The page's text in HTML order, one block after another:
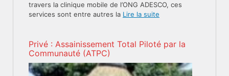
travers la clinique mobile de l’ONG ADESCO, ces
services sont entre autres la Lire la suite
Privé : Assainissement Total Piloté par la
Communauté (ATPC)